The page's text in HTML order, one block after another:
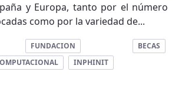
y Europa, tanto por el número
como por la variedad de...
FUNDACION
BECAS
INPHINIT